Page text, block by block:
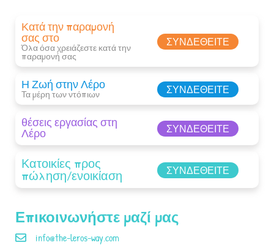
Επικοινωνήστε μαζί μας
info@the-leros-way.com
Κατά την παραμονή
σας στο
Όλα όσα χρειάζεστε κατά την
παραμονή σας​
ΣΥΝΔΕΘΕΊΤΕ
Η Ζωή στην Λέρο
Τα μέρη των ντόπιων ΣΥΝΔΕΘΕΊΤΕ
θέσεις εργασίας στη
Λέρο ΣΥΝΔΕΘΕΊΤΕ
Κατοικίες προς
πώληση/ενοικίαση ΣΥΝΔΕΘΕΊΤΕ